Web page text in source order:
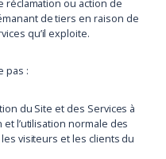
réclamation ou action de
de tiers en raison de
qu’il exploite.
pas :
du Site et des Services à
l’utilisation normale des
visiteurs et les clients du